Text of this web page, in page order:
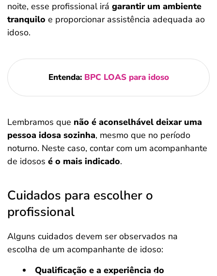
noite, esse profissional irá garantir um ambiente
tranquilo e proporcionar assistência adequada ao
idoso.
Entenda: BPC LOAS para idoso
Lembramos que não é aconselhável deixar uma
pessoa idosa sozinha, mesmo que no período
noturno. Neste caso, contar com um acompanhante
de idosos é o mais indicado.
Cuidados para escolher o
profissional
Alguns cuidados devem ser observados na
escolha de um acompanhante de idoso:
Qualificação e a experiência do